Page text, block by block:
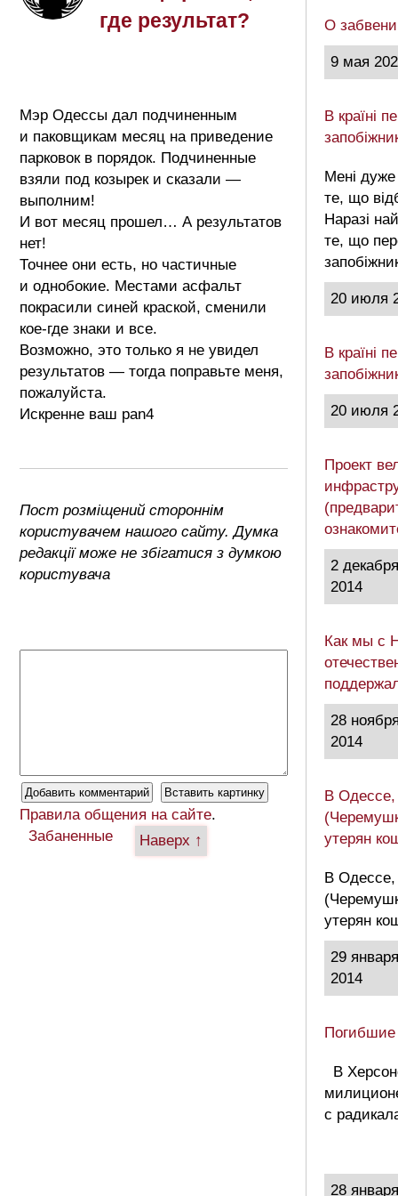
где результат?
Мэр Одессы дал подчиненным
и паковщикам месяц на приведение
парковок в порядок. Подчиненные
взяли под козырек и сказали —
выполним!
И вот месяц прошел… А результатов
нет!
Точнее они есть, но частичные
и однобокие. Местами асфальт
покрасили синей краской, сменили
кое-где знаки и все.
Возможно, это только я не увидел
результатов — тогда поправьте меня,
пожалуйста.
Искренне ваш pan4
Пост розміщений стороннім
користувачем нашого сайту. Думка
редакції може не збігатися з думкою
користувача
Правила общения на сайте.
Забаненные
Наверх ↑
О
9 мая
В країні
Мені
те, що
Наразі
те, що
20 июля
В країні
20 июля
Проект
2 декабря
2014
Как мы с
28
2014
В Одессе,
утерян
В Одессе,
утерян
29 января
2014
В
с
28 января